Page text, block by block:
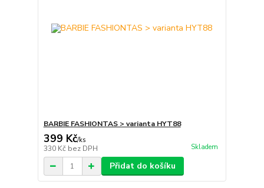
BARBIE FASHIONTAS > varianta HYT88
399 Kč/ks
330 Kč bez DPH Skladem
Přidat do košíku